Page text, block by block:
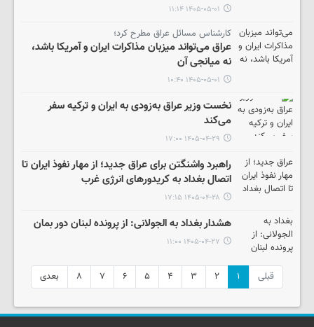
۱۴۰۵-۰۵-۰۱ ۱۱:۱۴
کارشناس مسائل عراق مطرح کرد؛
عراق می‌تواند میزبان مذاکرات ایران و آمریکا باشد،
نه میانجی آن
۱۴۰۵-۰۵-۰۱ ۱۰:۴۰
نخست وزیر عراق به‌زودی به ایران و ترکیه سفر
می‌کند
۱۴۰۵-۰۴-۲۹ ۱۷:۰۰
راهبرد واشنگتن برای عراق جدید؛ از مهار نفوذ ایران تا
اتصال بغداد به کریدورهای انرژی غرب
۱۴۰۵-۰۴-۲۸ ۱۷:۱۵
هشدار بغداد به الجولانی: از پرونده لبنان دور بمان
۱۴۰۵-۰۴-۲۷ ۱۱:۰۰
قبلی ۱ ۲ ۳ ۴ ۵ ۶ ۷ ۸ بعدی